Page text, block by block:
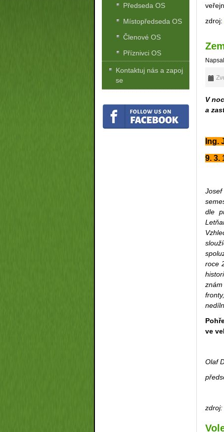
V
a
9. 3.
Josef
dle
roce
ve
Olaf
Předseda OS
Místopředseda OS
Členové OS
Příznivci OS
Kontaktuj nás a zapoj
se